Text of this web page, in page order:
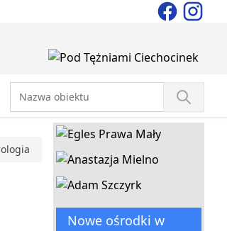
Nowe ośrodki w